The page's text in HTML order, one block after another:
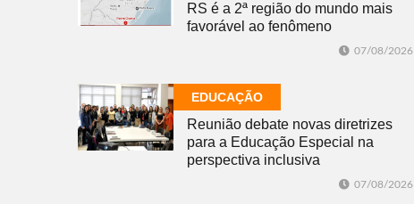
RS é a 2ª região do mundo mais
favorável ao fenômeno
07/08/2026
EDUCAÇÃO
Reunião debate novas diretrizes
para a Educação Especial na
perspectiva inclusiva
07/08/2026